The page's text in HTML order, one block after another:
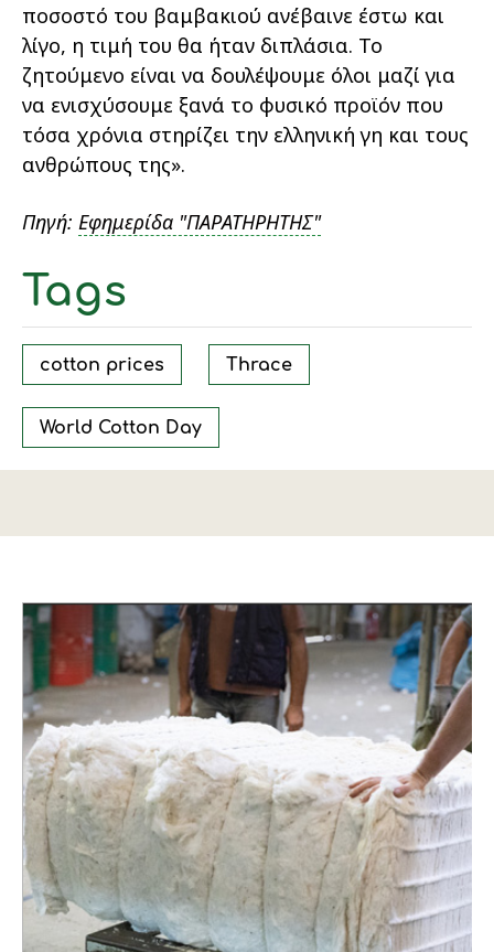
ποσοστό του βαμβακιού ανέβαινε έστω και
λίγο, η τιμή του θα ήταν διπλάσια. Το
ζητούμενο είναι να δουλέψουμε όλοι μαζί για
να ενισχύσουμε ξανά το φυσικό προϊόν που
τόσα χρόνια στηρίζει την ελληνική γη και τους
ανθρώπους της».
Πηγή: Εφημερίδα "ΠΑΡΑΤΗΡΗΤΗΣ"
Tags
cotton prices Thrace
World Cotton Day